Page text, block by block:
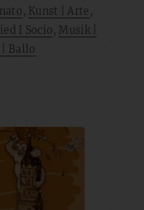
, Kunst | Arte ,
I Socio, Musik |
| Ballo